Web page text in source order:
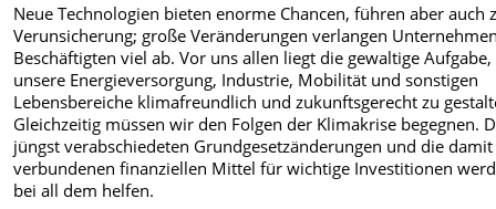
Neue Technologien bieten enorme Chancen, führen aber auch
Verunsicherung; große Veränderungen verlangen
Beschäftigten viel ab. Vor uns allen liegt die gewaltige Aufgabe,
unsere Energieversorgung, Industrie, Mobilität und sonstigen
Lebensbereiche klimafreundlich und zukunftsgerecht zu
Gleichzeitig müssen wir den Folgen der Klimakrise begegnen.
jüngst verabschiedeten Grundgesetzänderungen und die damit
verbundenen finanziellen Mittel für wichtige Investitionen
bei all dem helfen.